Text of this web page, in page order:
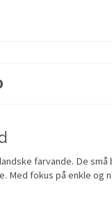
farvande. De
fokus på enkle og